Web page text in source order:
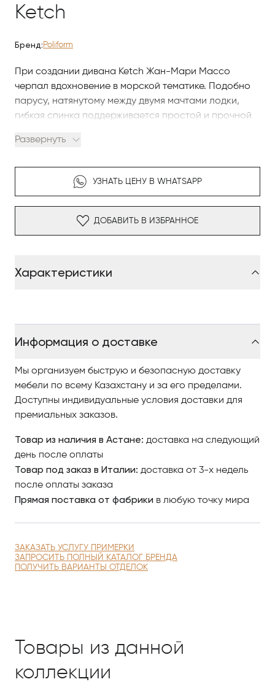
Ketch
Бренд: Poliform
При создании дивана Ketch Жан-Мари Массо
черпал вдохновение в морской тематике. Подобно
парусу, натянутому между двумя мачтами лодки,
гибкая спинка поддерживается простой и прочной
древесины, обработанной гидромаслами, которые
Наполнитель, изготовленный из материалов и
тканей, специально предназначенных для
использования на открытом воздухе, отличается
щедростью и комфортом.
Развернуть
УЗНАТЬ ЦЕНУ В WHATSAPP
ДОБАВИТЬ В ИЗБРАННОЕ
Характеристики
Информация о доставке
Мы организуем быструю и безопасную доставку
мебели по всему Казахстану и за его пределами.
Доступны индивидуальные условия доставки для
премиальных заказов.
Товар из наличия в Астане: доставка на следующий
день после оплаты
Товар под заказ в Италии: доставка от 3-х недель
после оплаты заказа
Прямая поставка от фабрики в любую точку мира
ЗАКАЗАТЬ УСЛУГУ ПРИМЕРКИ
ЗАПРОСИТЬ ПОЛНЫЙ КАТАЛОГ БРЕНДА
ПОЛУЧИТЬ ВАРИАНТЫ ОТДЕЛОК
Товары из данной
коллекции